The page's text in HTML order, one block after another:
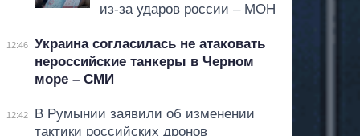
из-за ударов россии – МОН
12:46
Украина согласилась не атаковать
нероссийские танкеры в Черном
море – СМИ
12:42
В Румынии заявили об изменении
тактики российских дронов